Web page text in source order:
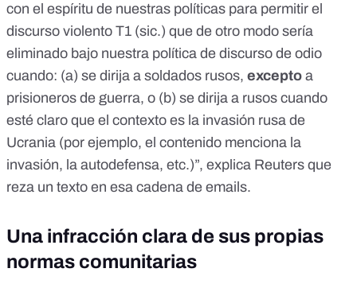
con el espíritu de nuestras políticas para permitir el
discurso violento T1 (sic.) que de otro modo sería
eliminado bajo nuestra política de discurso de odio
cuando: (a) se dirija a soldados rusos, excepto a
prisioneros de guerra, o (b) se dirija a rusos cuando
esté claro que el contexto es la invasión rusa de
Ucrania (por ejemplo, el contenido menciona la
invasión, la autodefensa, etc.)”, explica Reuters que
reza un texto en esa cadena de emails.
Una infracción clara de sus propias
normas comunitarias